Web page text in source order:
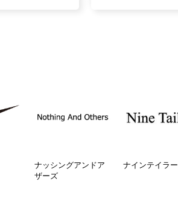
ナッシングアンドア
ザーズ
ナインテイラー